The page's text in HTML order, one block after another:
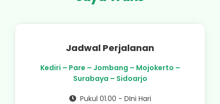
Jadwal Perjalanan
Kediri – Pare – Jombang – Mojokerto –
Surabaya – Sidoarjo
Pukul 01.00 - DIni Hari